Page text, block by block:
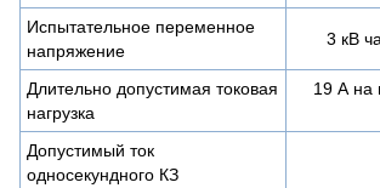
Испытательное переменное
напряжение
3 кВ
Длительно допустимая токовая
нагрузка
19 А на
Допустимый ток
односекундного КЗ